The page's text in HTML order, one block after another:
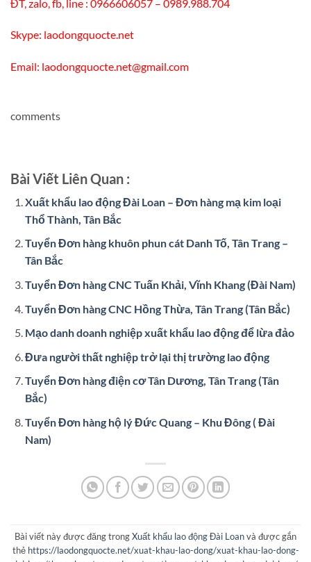
ĐT, zalo, fb, line : 0966606057 – 0989.988.704
Skype: laodongquocte.net
Email: laodongquocte.net@gmail.com
comments
Bài Viết Liên Quan :
Xuất khẩu lao động Đài Loan – Đơn hàng mạ kim loại
Thổ Thành, Tân Bắc
Tuyển Đơn hàng khuôn phun cát Danh Tố, Tân Trang –
Tân Bắc
Tuyển Đơn hàng CNC Tuấn Khải, Vĩnh Khang (Đài Nam)
Tuyển Đơn hàng CNC Hồng Thừa, Tân Trang (Tân Bắc)
Mạo danh doanh nghiệp xuất khẩu lao động để lừa đảo
Đưa người thất nghiệp trở lại thị trường lao động
Tuyển Đơn hàng điện cơ Tân Dương, Tân Trang (Tân
Bắc)
Tuyển Đơn hàng hộ lý Đức Quang – Khu Đông ( Đài
Nam)
Bài viết này được đăng trongXuất khẩu lao động Đài Loanvà được gắn
thẻ https://laodongquocte.net/xuat-khau-lao-dong/xuat-khau-lao-dong-